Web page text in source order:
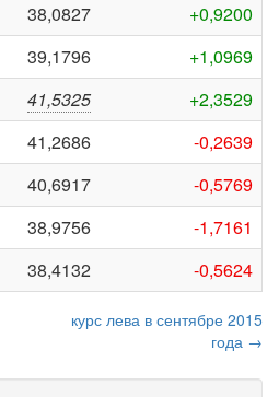
38,0827
+0,9200
39,1796
+1,0969
41,5325
+2,3529
41,2686
-0,2639
40,6917
-0,5769
38,9756
-1,7161
38,4132 -0,5624
курс лева в сентябре 2015
года →